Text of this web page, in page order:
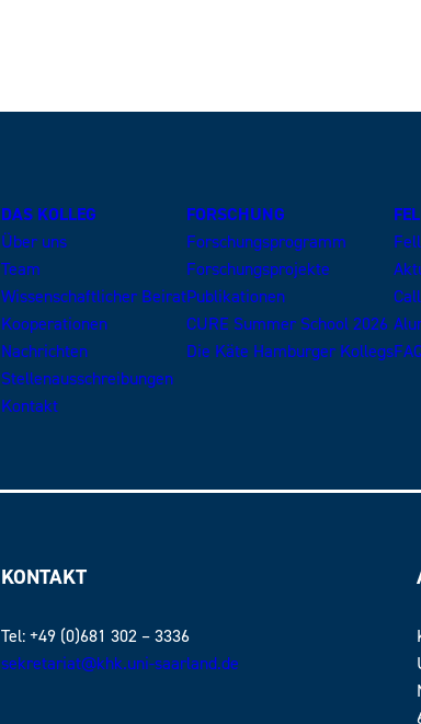
DAS KOLLEG
Über uns
Team
Wissenschaftlicher Beirat
Kooperationen
Nachrichten
Stellenausschreibungen
Kontakt
FORSCHUNG
Forschungsprogramm
Forschungsprojekte
Publikationen
CURE Summer School 2026
Die Käte Hamburger Kollegs
KONTAKT
Tel: +49 (0)681 302 – 3336
sekretariat@khk.uni-saarland.de